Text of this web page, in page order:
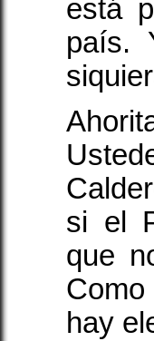
está
país.
si el
que
hay